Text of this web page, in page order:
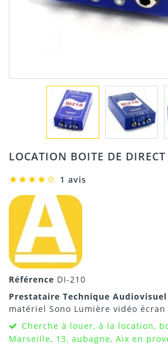
LOCATION BOITE DE
1 avis
Référence DI-210
Prestataire Technique Audiovisuel
matériel Sono Lumière vidéo
Cherche à louer, à la location,
Marseille, 13, aubagne, Aix en